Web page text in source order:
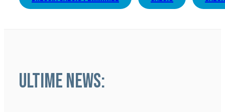
ULTIME NEWS: